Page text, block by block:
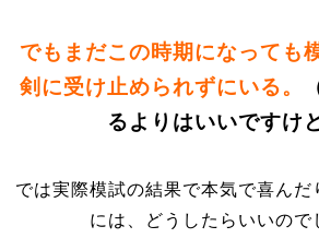
でもまだこの時期になっても
剣に受け止められずにいる。
るよりはいいですけ
では実際模試の結果で本気で喜んだ
には、どうしたらいいので